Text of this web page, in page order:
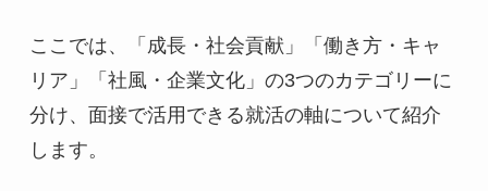
ここでは、「成長・社会貢献」「働き方・キャ
リア」「社風・企業文化」の3つのカテゴリーに
分け、面接で活用できる就活の軸について紹介
します。